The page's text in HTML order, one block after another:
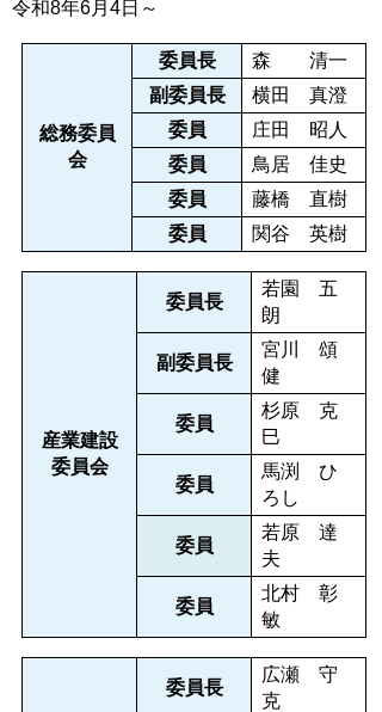
令和8年6月4日～
総務委員
会
委員長
森 清一
副委員長
横田 真澄
委員
庄田 昭人
委員
鳥居 佳史
委員
藤橋 直樹
委員
関谷 英樹
産業建設
委員会
委員長
若園 五
朗
副委員長
宮川 頌
健
委員
杉原 克
巳
委員
馬渕 ひ
ろし
委員
若原 達
夫
委員
北村 彰
敏
委員長
広瀬 守
克